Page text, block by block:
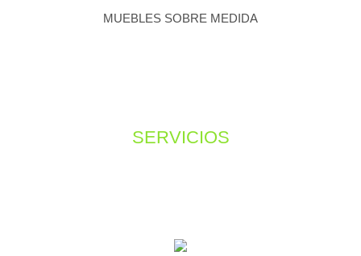
MUEBLES SOBRE MEDIDA
SERVICIOS